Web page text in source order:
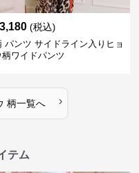
(税込)
パンツ サイドライン入りヒョ
柄ワイドパンツ
柄一覧へ ›
テム